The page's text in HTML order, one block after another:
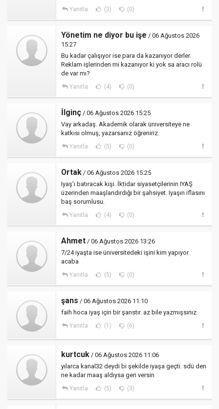
Yanıtla (3) (0)
Yönetim ne diyor bu işe / 06 Ağustos 2026
15:27
Bu kadar çalışıyor ise para da kazanıyor derler.
Reklam işlerinden mi kazanıyor ki yok sa aracı rolü
de var mı?
Yanıtla (4) (0)
İlginç / 06 Ağustos 2026 15:25
Vay arkadaş. Akademik olarak üniversiteye ne
katkısı olmuş, yazarsanız öğreniriz.
Yanıtla (5) (0)
Ortak / 06 Ağustos 2026 15:25
Iyaş’ı batıracak kişi. İktidar siyasetçilerinin IYAŞ
üzerinden maaşlandırdığı bir şahsiyet. Iyaşın iflasını
baş sorumlusu.
Yanıtla (4) (0)
Ahmet / 06 Ağustos 2026 13:26
7/24 iyaşta ise üniversitedeki işini kim yapıyor
acaba
Yanıtla (5) (0)
şans / 06 Ağustos 2026 11:10
faih hoca iyaş için bir şanstır. az bile yazmışsınız
Yanıtla (1) (6)
kurtcuk / 06 Ağustos 2026 11:06
yılarca kanal32 deydi bi şekilde iyaşa geçti. sdü den
ne kadar maaş aldıysa geri versin
Yanıtla (5) (3)